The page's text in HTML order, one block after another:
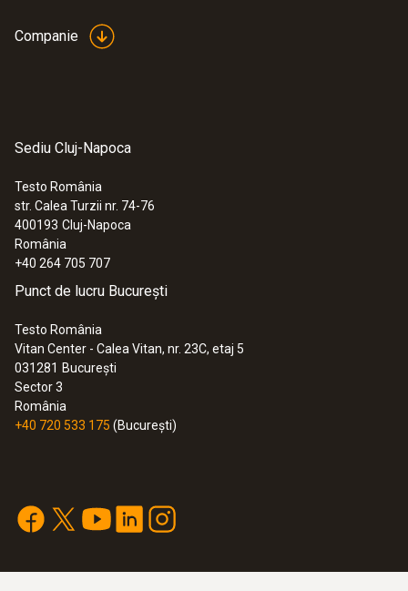
vârf plat pentru suprafețe netede
375,00 RON
453,75 RON
Termocuple
Companie
Sediu Cluj-Napoca
Testo România
str. Calea Turzii nr. 74-76
400193 Cluj-Napoca
România
+40 264 705 707
Punct de lucru București
Testo România
Vitan Center - Calea Vitan, nr. 23C, etaj 5
031281 București
Sector 3
România
+40 720 533 175 (București)